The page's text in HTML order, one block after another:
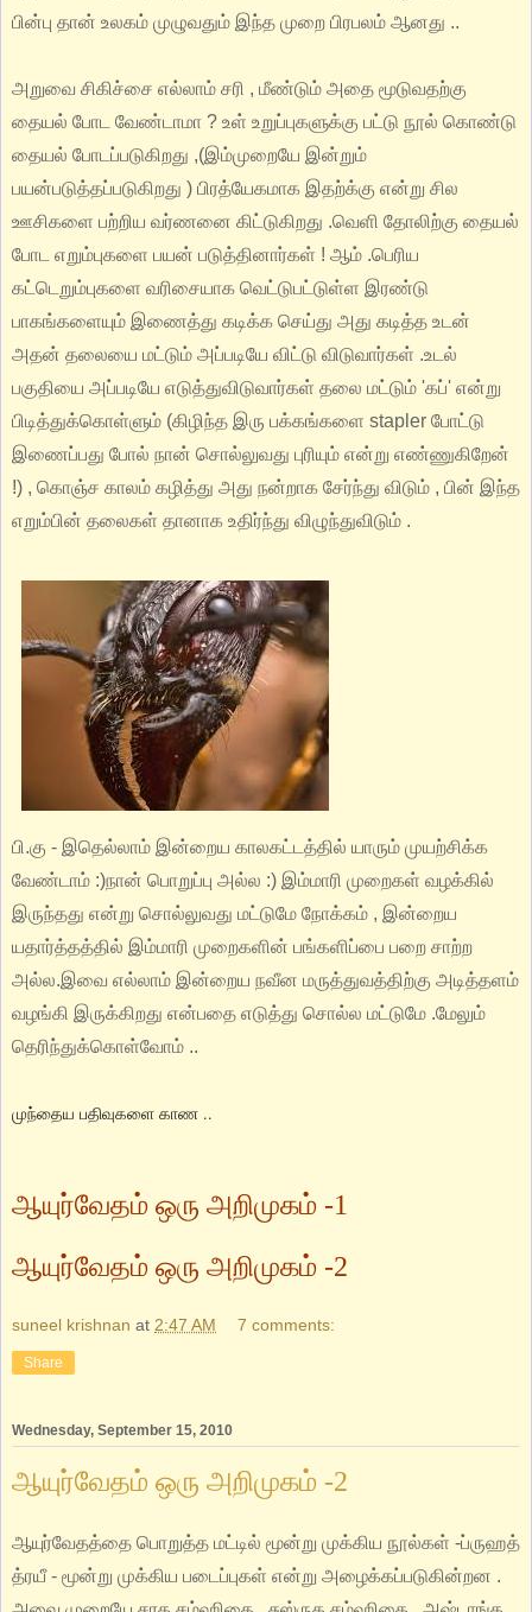
பின்பு தான் உலகம் முழுவதும் இந்த முறை பிரபலம் ஆனது ..
அறுவை சிகிச்சை எல்லாம் சரி , மீண்டும் அதை மூடுவதற்கு
தையல் போட வேண்டாமா ? உள் உறுப்புகளுக்கு பட்டு நூல் கொண்டு
தையல் போடப்படுகிறது ,(இம்முறையே இன்றும்
பயன்படுத்தப்படுகிறது ) பிரத்யேகமாக இதற்க்கு என்று சில
ஊசிகளை பற்றிய வர்ணனை கிட்டுகிறது .வெளி தோலிற்கு தையல்
போட எறும்புகளை பயன் படுத்தினார்கள் ! ஆம் .பெரிய
கட்டெறும்புகளை வரிசையாக வெட்டுபட்டுள்ள இரண்டு
பாகங்களையும் இணைத்து கடிக்க செய்து அது கடித்த உடன்
அதன் தலையை மட்டும் அப்படியே விட்டு விடுவார்கள் .உடல்
பகுதியை அப்படியே எடுத்துவிடுவார்கள் தலை மட்டும் 'கப்' என்று
பிடித்துக்கொள்ளும் (கிழிந்த இரு பக்கங்களை stapler போட்டு
இணைப்பது போல் நான் சொல்லுவது புரியும் என்று எண்ணுகிறேன்
!) , கொஞ்ச காலம் கழித்து அது நன்றாக சேர்ந்து விடும் , பின் இந்த
எறும்பின் தலைகள் தானாக உதிர்ந்து விழுந்துவிடும் .
பி.கு - இதெல்லாம் இன்றைய காலகட்டத்தில் யாரும் முயற்சிக்க
வேண்டாம் :)நான் பொறுப்பு அல்ல :) இம்மாரி முறைகள் வழக்கில்
இருந்தது என்று சொல்லுவது மட்டுமே நோக்கம் , இன்றைய
யதார்த்தத்தில் இம்மாரி முறைகளின் பங்களிப்பை பறை சாற்ற
அல்ல.இவை எல்லாம் இன்றைய நவீன மருத்துவத்திற்கு அடித்தளம்
வழங்கி இருக்கிறது என்பதை எடுத்து சொல்ல மட்டுமே .மேலும்
தெரிந்துக்கொள்வோம் ..
முந்தைய பதிவுகளை காண ..
ஆயுர்வேதம் ஒரு அறிமுகம் -1
ஆயுர்வேதம் ஒரு அறிமுகம் -2
suneel krishnan at 2:47 AM 7 comments:
Share
Wednesday, September 15, 2010
ஆயுர்வேதம் ஒரு அறிமுகம் -2
ஆயுர்வேதத்தை பொறுத்த மட்டில் மூன்று முக்கிய நூல்கள் -ப்ருஹத்
த்ரயீ - மூன்று முக்கிய படைப்புகள் என்று அழைக்கப்படுகின்றன .